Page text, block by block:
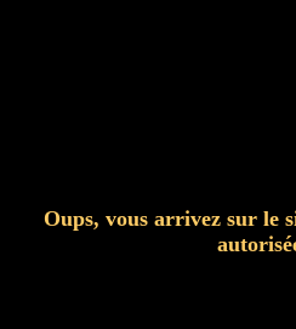
Oups, vous arrivez sur le